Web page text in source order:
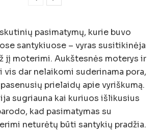
pasimatymų, kurie buvo
santykiuose – vyras susitikinėja
jį moterimi. Aukštesnės moterys ir
vis dar nelaikomi suderinama pora,
prielaidų apie vyriškumą.
sugriauna kai kuriuos išlikusius
kad pasimatymas su
neturėtų būti santykių pradžia.